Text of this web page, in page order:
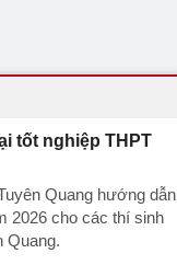
tốt nghiệp THPT
Quang hướng dẫn
2026 cho các thí sinh
Quang.